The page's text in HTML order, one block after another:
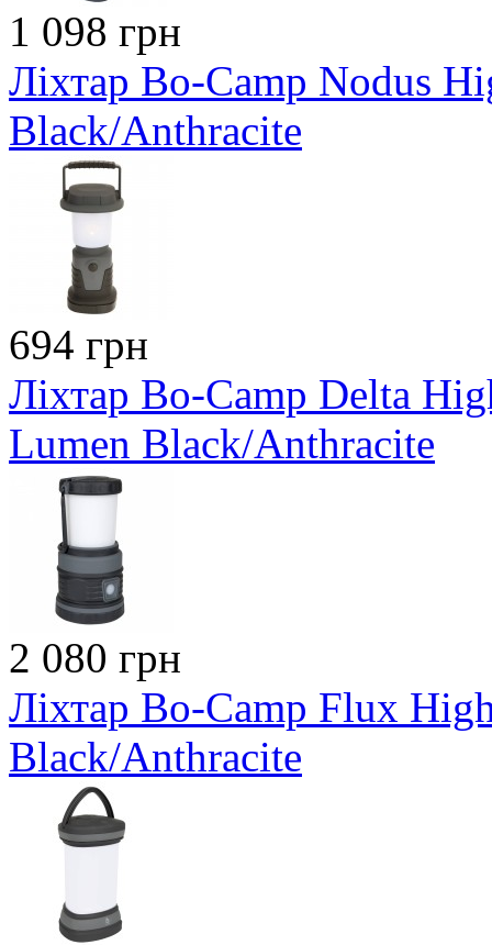
1 098 грн
Ліхтар Bo-Camp Nodus
Black/Anthracite
694 грн
Ліхтар Bo-Camp Delta
Lumen Black/Anthracite
2 080 грн
Ліхтар Bo-Camp Flux
Black/Anthracite